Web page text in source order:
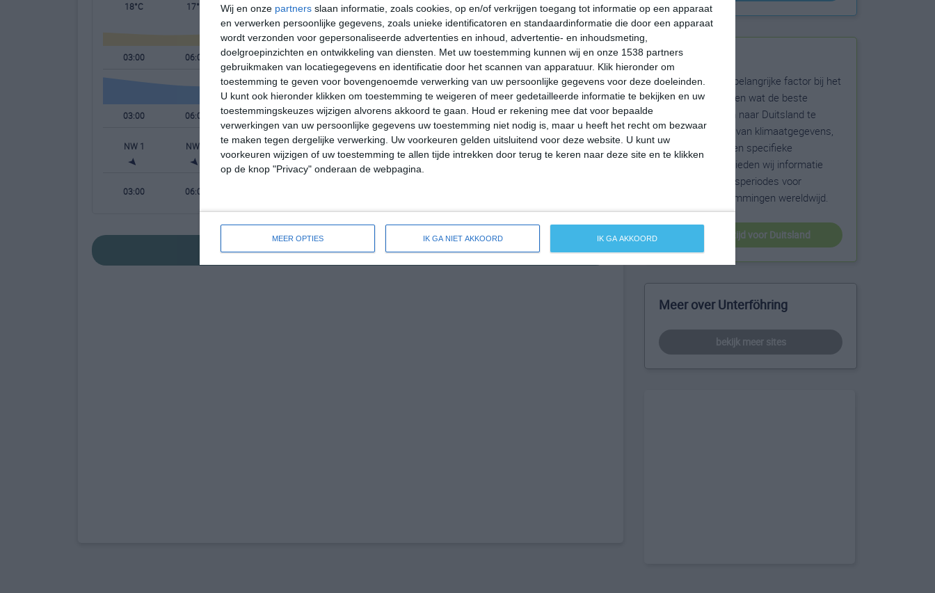
Wij en onze partners slaan informatie, zoals cookies, op en/of verkrijgen toegang tot informatie op een apparaat
en verwerken persoonlijke gegevens, zoals unieke identificatoren en standaardinformatie die door een apparaat
wordt verzonden voor gepersonaliseerde advertenties en inhoud, advertentie- en inhoudsmeting,
doelgroepinzichten en ontwikkeling van diensten.
Met uw toestemming kunnen wij en onze 1538 partners
gebruikmaken van locatiegegevens en identificatie door het scannen van apparatuur. Klik hieronder om
toestemming te geven voor bovengenoemde verwerking van uw persoonlijke gegevens voor deze doeleinden.
U kunt ook hieronder klikken om toestemming te weigeren of meer gedetailleerde informatie te bekijken en uw
toestemmingskeuzes wijzigen alvorens akkoord te gaan.
Houd er rekening mee dat voor bepaalde
verwerkingen van uw persoonlijke gegevens uw toestemming niet nodig is, maar u heeft het recht om bezwaar
te maken tegen dergelijke verwerking. Uw voorkeuren gelden uitsluitend voor deze website. U kunt uw
voorkeuren wijzigen of uw toestemming te allen tijde intrekken door terug te keren naar deze site en te klikken
op de knop "Privacy" onderaan de webpagina.
MEER OPTIES IK GA NIET AKKOORD IK GA AKKOORD
18°C 17°C 19°C 22°C 25°C 25°C 21°C 20°C
03:00 06:00 09:00 12:00 15:00 18:00 21:00 00:00
03:00 06:00 09:00 12:00 15:00 18:00 21:00 00:00
NW 1 NW 1 NNW 1 N 2 NNO 3 NNO 2 NO 1 N 1
03:00 06:00
bekijk de uitgebreide weersverwachting voor Unterföhring
Beste reistijd
Het weer is een belangrijke factor bij het
reizen. Wil je weten wat de beste
maanden zijn om naar Duitsland te
reizen? Op basis van klimaatgegevens,
weersextremen en specifieke
weerinformatie bieden wij informatie
over de beste reisperiodes voor
duizenden bestemmingen wereldwijd.
beste reistijd voor Duitsland
Meer over Unterföhring
bekijk meer sites